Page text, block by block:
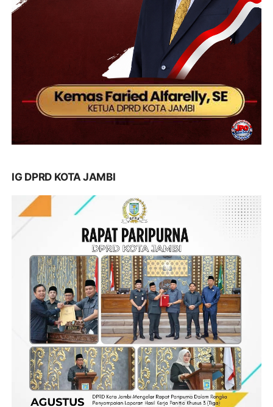
IG DPRD KOTA JAMBI